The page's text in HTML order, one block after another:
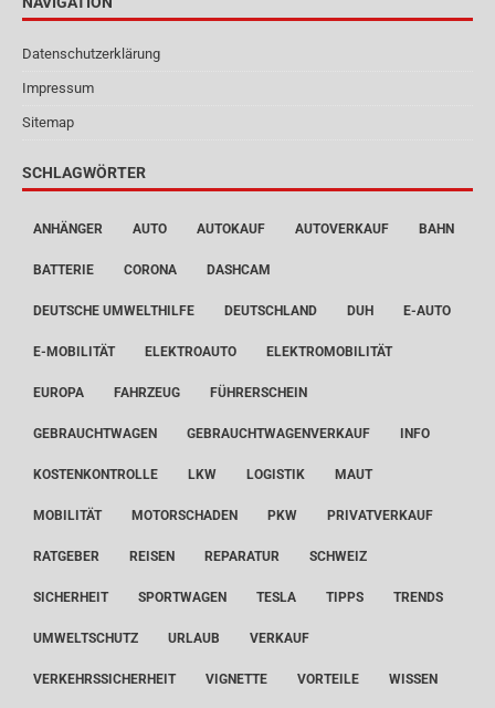
Datenschutzerklärung
Impressum
Sitemap
SCHLAGWÖRTER
ANHÄNGER AUTO AUTOKAUF AUTOVERKAUF BAHN
BATTERIE CORONA DASHCAM
DEUTSCHE UMWELTHILFE DEUTSCHLAND DUH E-AUTO
E-MOBILITÄT ELEKTROAUTO ELEKTROMOBILITÄT
EUROPA FAHRZEUG FÜHRERSCHEIN
GEBRAUCHTWAGEN GEBRAUCHTWAGENVERKAUF INFO
KOSTENKONTROLLE LKW LOGISTIK MAUT
MOBILITÄT MOTORSCHADEN PKW PRIVATVERKAUF
RATGEBER REISEN REPARATUR SCHWEIZ
SICHERHEIT SPORTWAGEN TESLA TIPPS TRENDS
UMWELTSCHUTZ URLAUB VERKAUF
VERKEHRSSICHERHEIT VIGNETTE VORTEILE WISSEN